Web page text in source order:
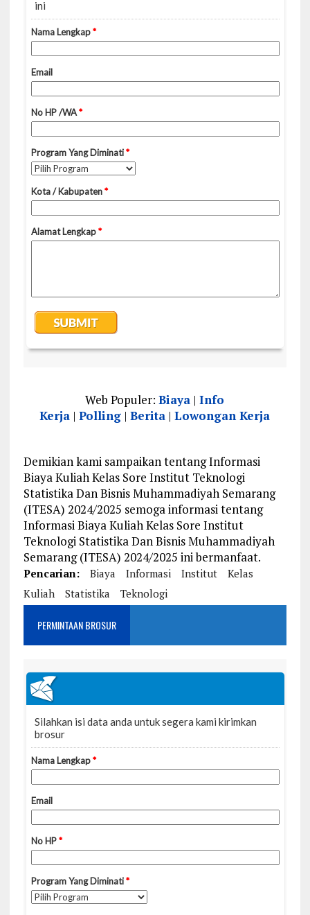
Web Populer:Biaya |Info
Kerja |Polling |Berita |Lowongan Kerja
Demikian kami sampaikan tentang Informasi
Biaya Kuliah Kelas Sore Institut Teknologi
Statistika Dan Bisnis Muhammadiyah Semarang
(ITESA) 2024/2025 semoga informasi tentang
Informasi Biaya Kuliah Kelas Sore Institut
Teknologi Statistika Dan Bisnis Muhammadiyah
Semarang (ITESA) 2024/2025 ini bermanfaat.
Pencarian: Biaya Informasi Institut
Kelas
Kuliah
Statistika Teknologi
PERMINTAAN BROSUR